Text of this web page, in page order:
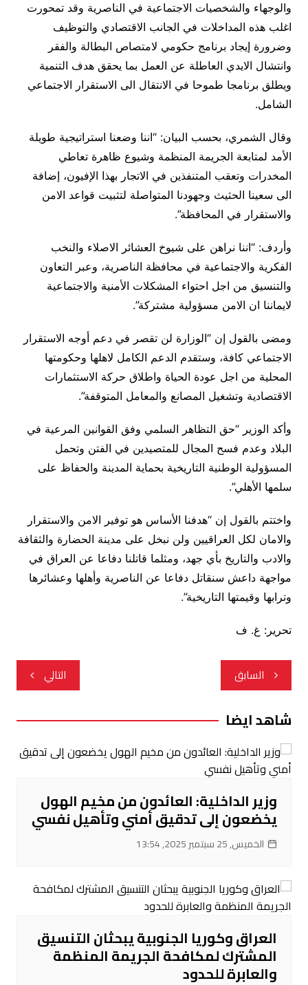
والوجهاء والشخصيات الاجتماعية في الناصرية وقد تمحورت
اغلب هذه المداخلات في الجانب الاقتصادي والتوظيف
وضرورة إيجاد برنامج حكومي لامتصاص البطالة والفقر
وانتشال الايدي العاطلة عن العمل بما يحقق هدف التنمية
ويطلق برنامجا طموحا في الانتقال الى الاستقرار الاجتماعي
الشامل.
وقال الشمري، بحسب البيان: “اننا وضعنا استراتيجية طويلة
الأمد لمتابعة الجريمة المنظمة وشيوع ظاهرة تعاطي
المخدرات وتعقب المتنفذين في الاتجار بهذا الإفيون، إضافة
الى سعينا الحثيث وجهودنا المتواصلة لتثبيت قواعد الامن
والاستقرار في المحافظة”.
وأردف: “اننا نراهن على شيوخ العشائر الاصلاء والنخب
الفكرية والاجتماعية في محافظة الناصرية، وعبر التعاون
والتنسيق من اجل احتواء المشكلات الأمنية والاجتماعية
لايماننا ان الامن مسؤولية مشتركة”.
ومضى بالقول إن “الوزارة لن تقصر في دعم أوجه الاستقرار
الاجتماعي كافة، وستقدم الدعم الكامل لاهلها وحكومتها
المحلية من اجل عودة الحياة واطلاق حركة الاستثمارات
الاقتصادية وتشغيل المصانع والمعامل المتوقفة”.
وأكد الوزير “حق التظاهر السلمي وفق القوانين المرعية في
البلاد وعدم فسح المجال للمتصيدين في الفتن وتحمل
المسؤولية الوطنية التاريخية بحماية المدينة والحفاظ على
سلمها الأهلي”.
واختتم بالقول إن “هدفنا الأساس هو توفير الامن والاستقرار
والامان لكل العراقيين ولن نبخل على مدينة الحضارة والثقافة
والادب والتاريخ بأي جهد، ومثلما قاتلنا دفاعا عن العراق في
مواجهة داعش سنقاتل دفاعا عن الناصرية وأهلها وعشائرها
وترابها وقيمتها التاريخية”.
تحرير: غ. ف
تصفّح
المقالات
السابق التالي
شاهد ايضا
وزير الداخلية: العائدون من مخيم الهول
يخضعون إلى تدقيق أمني وتأهيل نفسي
الخميس, 25 سبتمبر 2025, 13:54
العراق وكوريا الجنوبية يبحثان التنسيق
المشترك لمكافحة الجريمة المنظمة
والعابرة للحدود